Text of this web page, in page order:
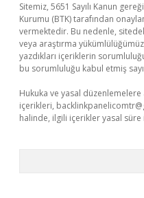
Sitemiz, 5651 Sayılı Kanun
Kurumu (BTK) tarafından
vermektedir. Bu nedenle,
veya araştırma
yazdıkları içeriklerin
bu sorumluluğu kabul etmiş
Hukuka ve yasal
içerikleri,
halinde, ilgili içerikler yasal süre